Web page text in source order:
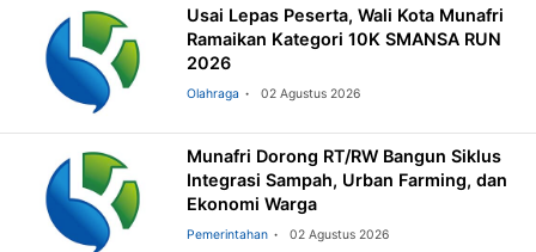
Usai Lepas Peserta, Wali Kota Munafri
Ramaikan Kategori 10K SMANSA RUN
2026
Olahraga 02 Agustus 2026
Munafri Dorong RT/RW Bangun Siklus
Integrasi Sampah, Urban Farming, dan
Ekonomi Warga
Pemerintahan 02 Agustus 2026